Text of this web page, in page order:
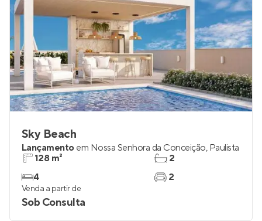
Sky Beach
Lançamento em Nossa Senhora da Conceição, Paulista
128 m²
4
2
2
Venda a partir de
Sob Consulta